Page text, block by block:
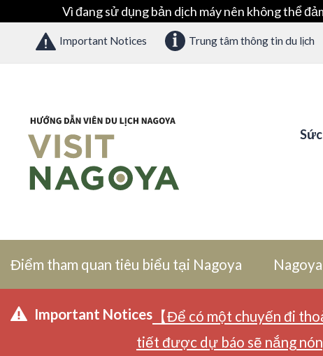
Vì đang sử dụng bản dịch máy nên không thể
Important Notices Trung tâm thông tin du lịch
Điểm tham quan tiêu biểu tại Nagoya
Important Notices 【Để có một chuyến đi
tiết được dự báo sẽ nắng